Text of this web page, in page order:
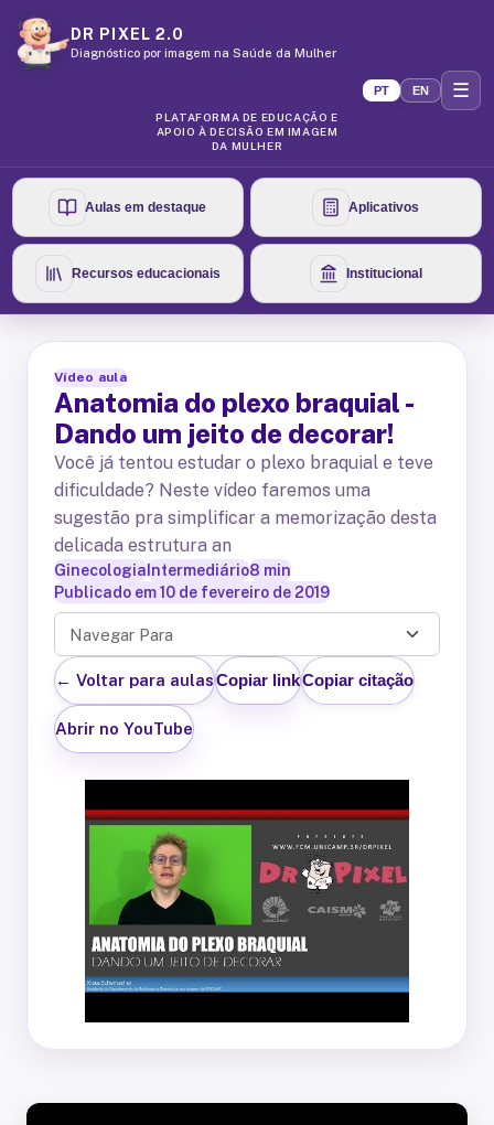
DR PIXEL 2.0
Diagnóstico por imagem na Saúde da Mulher
PLATAFORMA DE EDUCAÇÃO E
APOIO À DECISÃO EM IMAGEM
DA MULHER
PT EN ☰
Aulas em destaque Aplicativos
Recursos educacionais Institucional
Vídeo aula
Anatomia do plexo braquial -
Dando um jeito de decorar!
Você já tentou estudar o plexo braquial e teve
dificuldade? Neste vídeo faremos uma
sugestão pra simplificar a memorização desta
delicada estrutura an
Ginecologia Intermediário8 min
Publicado em10 de fevereiro de 2019
Navegar Para
← Voltar para aulasCopiar linkCopiar citação
Abrir no YouTube